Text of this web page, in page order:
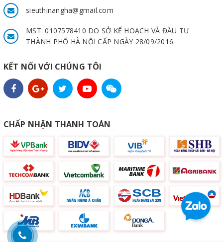
sieuthinangha@gmail.com
MST: 0107578410 DO SỞ KẾ HOẠCH VÀ ĐẦU TƯ
THÀNH PHỐ HÀ NỘI CẤP NGÀY 28/09/2016.
KẾT NỐI VỚI CHÚNG TÔI
CHẤP NHẬN THANH TOÁN